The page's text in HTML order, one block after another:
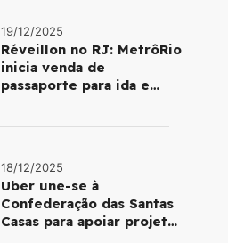
19/12/2025
Réveillon no RJ: MetrôRio
inicia venda de
passaporte para ida e
18/12/2025
Uber une-se à
Confederação das Santas
Casas para apoiar projetos